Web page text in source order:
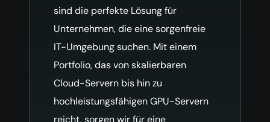
sind die perfekte Lösung für
Unternehmen, die eine sorgenfreie
IT-Umgebung suchen. Mit einem
Portfolio, das von skalierbaren
Cloud-Servern bis hin zu
hochleistungsfähigen GPU-Servern
reicht, sorgen wir für eine